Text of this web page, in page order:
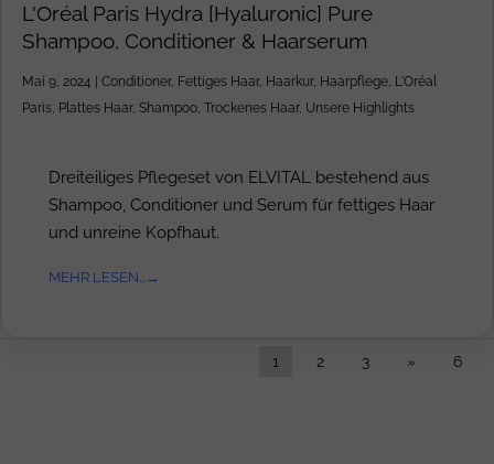
L'Oréal Paris Hydra [Hyaluronic] Pure
Shampoo, Conditioner & Haarserum
Mai 9, 2024 | Conditioner, Fettiges Haar, Haarkur, Haarpflege, L'Oréal
Paris, Plattes Haar, Shampoo, Trockenes Haar, Unsere Highlights
Dreiteiliges Pflegeset von ELVITAL bestehend aus
Shampoo, Conditioner und Serum für fettiges Haar
und unreine Kopfhaut.
MEHR LESEN...
1 2 3 » 6